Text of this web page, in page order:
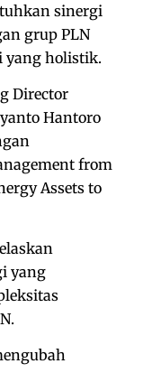
sinergi
grup PLN
yang holistik.
Director
Hantoro
from
Assets to
yang